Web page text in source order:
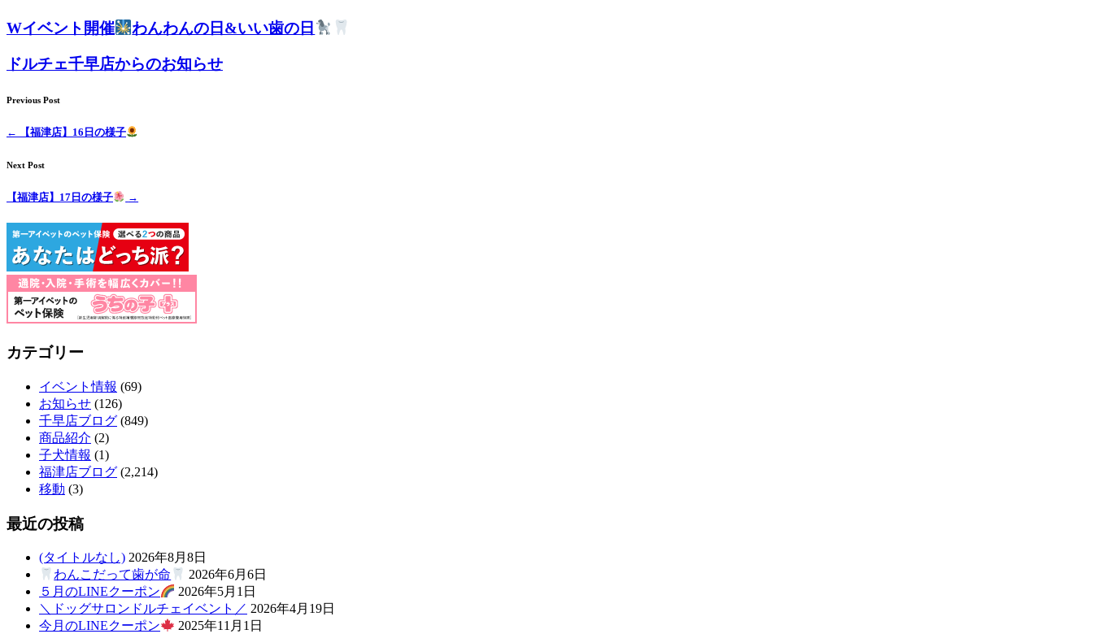
Wイベント開催 わんわんの日&いい歯の日
ドルチェ千早店からのお知らせ
Previous Post
← 【福津店】16日の様子
Next Post
【福津店】17日の様子 →
カテゴリー
イベント情報 (69)
お知らせ (126)
千早店ブログ (849)
商品紹介 (2)
子犬情報 (1)
福津店ブログ (2,214)
移動 (3)
最近の投稿
(タイトルなし) 2026年8月8日
わんこだって歯が命
2026年6月6日
５月のLINEクーポン
2026年5月1日
＼ドッグサロンドルチェイベント／ 2026年4月19日
今月のLINEクーポン
2025年11月1日